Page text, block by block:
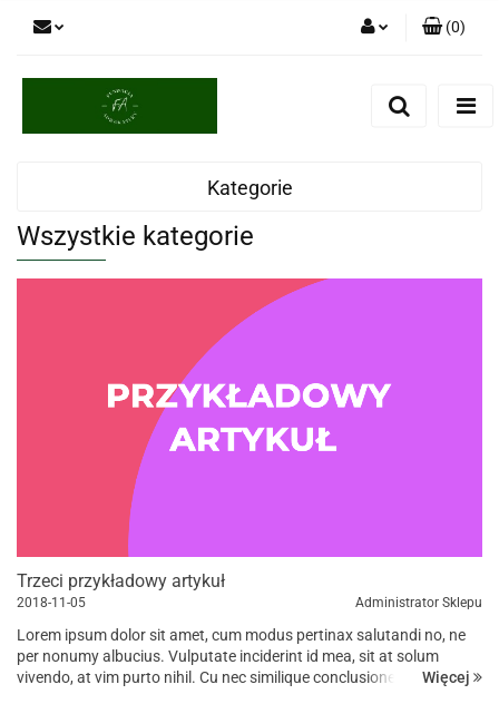
(0)
Kategorie
Wszystkie kategorie
Trzeci przykładowy artykuł
2018-11-05 Administrator Sklepu
Lorem ipsum dolor sit amet, cum modus pertinax salutandi no, ne
per nonumy albucius. Vulputate inciderint id mea, sit at solum
vivendo, at vim purto nihil. Cu nec similique conclusionemque, in vis
Więcej